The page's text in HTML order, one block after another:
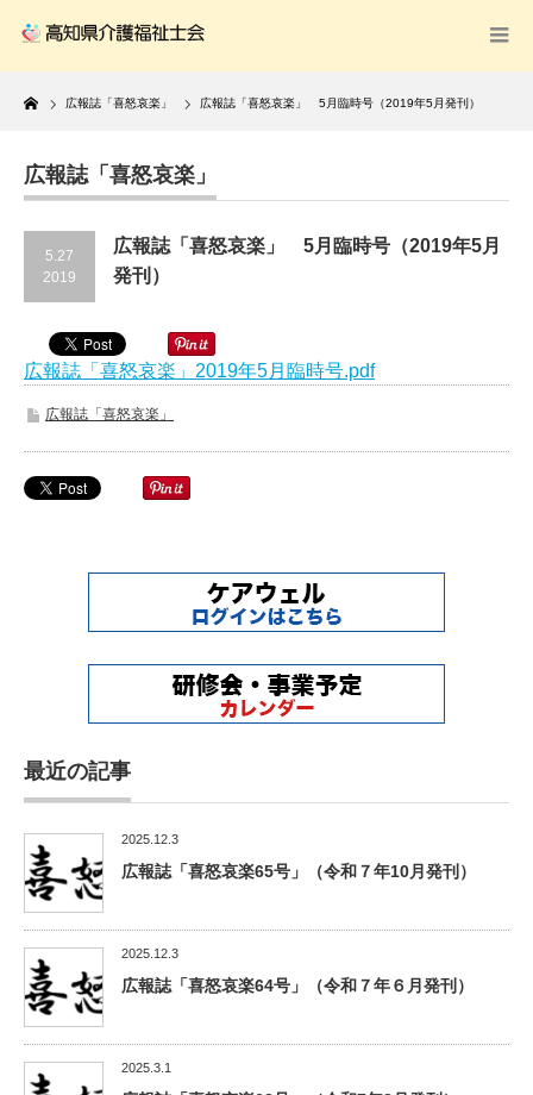
Home
広報誌「喜怒哀楽」 広報誌「喜怒哀楽」 5月臨時号（2019年5月発刊）
広報誌「喜怒哀楽」
5.27
2019
広報誌「喜怒哀楽」 5月臨時号（2019年5月
発刊）
広報誌「喜怒哀楽」2019年5月臨時号.pdf
広報誌「喜怒哀楽」
最近の記事
2025.12.3
広報誌「喜怒哀楽65号」（令和７年10月発刊）
2025.12.3
広報誌「喜怒哀楽64号」（令和７年６月発刊）
2025.3.1